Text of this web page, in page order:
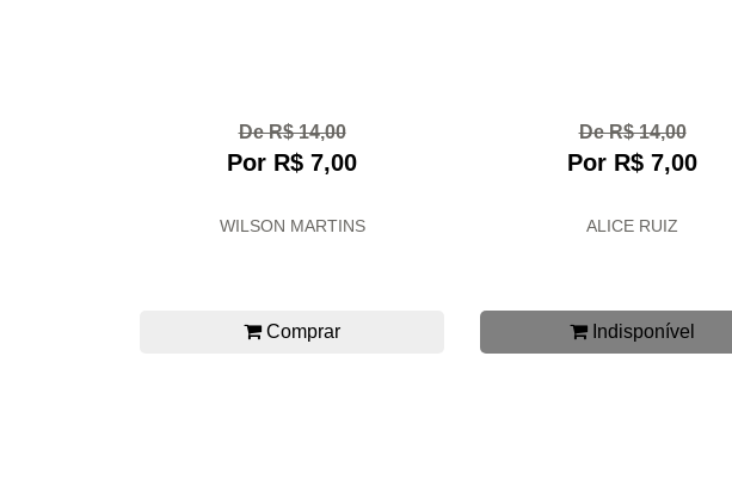
De R$ 14,00
Por R$ 7,00
WILSON MARTINS
Comprar
De R$ 14,00
Por R$ 7,00
ALICE RUIZ
Indisponível